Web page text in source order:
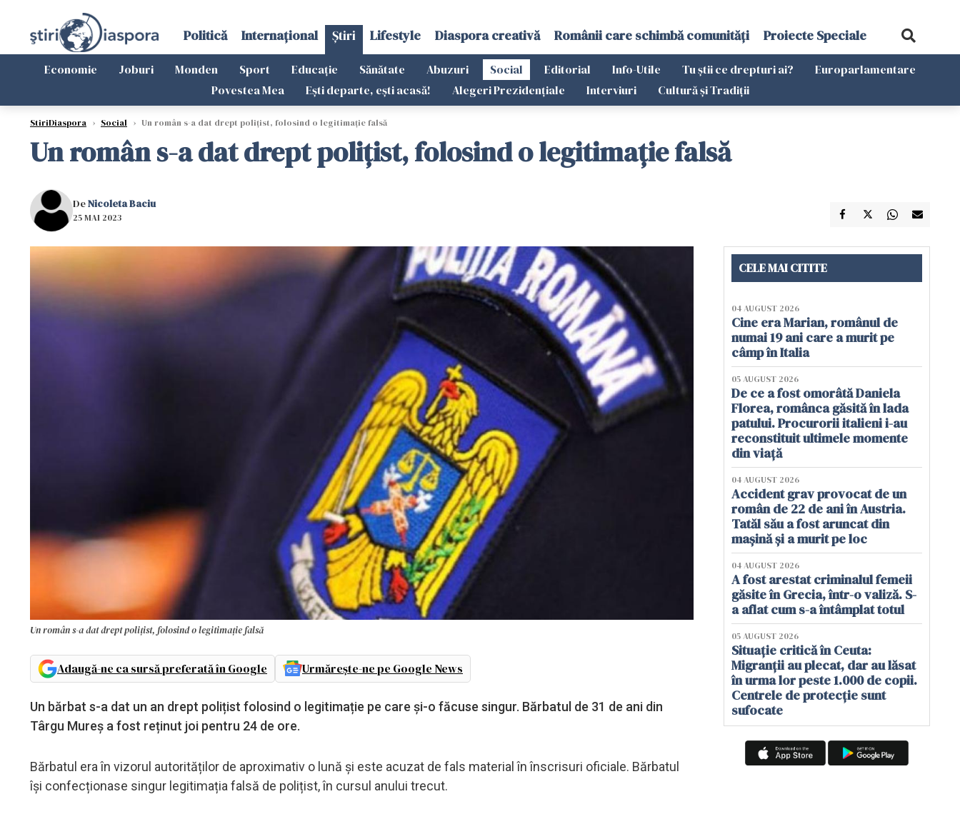
Politică Internațional Știri Lifestyle Diaspora creativă Românii care schimbă comunități Proiecte Speciale
Economie Joburi Monden Sport Educație Sănătate Abuzuri Social Editorial Info-Utile Tu știi ce drepturi ai?
Europarlamentare
Povestea Mea
Ești departe, ești acasă! Alegeri Prezidențiale Interviuri Cultură și Tradiții
StiriDiaspora › Social › Un român s-a dat drept polițist, folosind o legitimație falsă
Un român s-a dat drept polițist, folosind o legitimație falsă
DeNicoleta Baciu
25 MAI 2023
Un român s-a dat drept polițist, folosind o legitimație falsă
Adaugă-ne ca sursă preferată în Google Urmărește-ne pe Google News
Un bărbat s-a dat un an drept polițist folosind o legitimație pe care și-o făcuse singur. Bărbatul de 31 de ani din
Târgu Mureș a fost reținut joi pentru 24 de ore.
Bărbatul era în vizorul autorităților de aproximativ o lună și este acuzat de fals material în înscrisuri oficiale. Bărbatul
își confecționase singur legitimația falsă de polițist, în cursul anului trecut.
CELE MAI CITITE
04 AUGUST 2026
Cine era Marian, românul de
numai 19 ani care a murit pe
câmp în Italia
05 AUGUST 2026
De ce a fost omorâtă Daniela
Florea, românca găsită în lada
patului. Procurorii italieni i-au
reconstituit ultimele momente
din viață
04 AUGUST 2026
Accident grav provocat de un
român de 22 de ani în Austria.
Tatăl său a fost aruncat din
mașină și a murit pe loc
04 AUGUST 2026
A fost arestat criminalul femeii
găsite în Grecia, într-o valiză. S-
a aflat cum s-a întâmplat totul
05 AUGUST 2026
Situație critică în Ceuta:
Migranții au plecat, dar au lăsat
în urma lor peste 1.000 de copii.
Centrele de protecție sunt
sufocate